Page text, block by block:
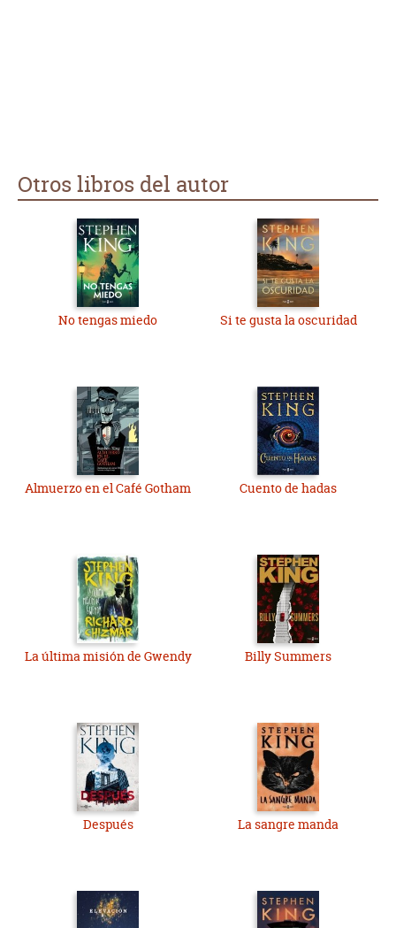
Otros libros del autor
No tengas miedo Si te gusta la oscuridad
Almuerzo en el Café Gotham Cuento de hadas
La última misión de Gwendy Billy Summers
Después La sangre manda